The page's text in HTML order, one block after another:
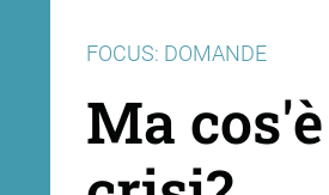
FOCUS: DOMANDE
Ma